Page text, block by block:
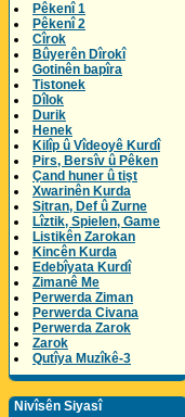
Pêkenî 1
Pêkenî 2
Cîrok
Bûyerên Dîrokî
Gotinên bapîra
Tistonek
Dîlok
Durik
Henek
Kilîp û Vîdeoyê Kurdî
Pirs, Bersîv û Pêken
Çand huner û tişt
Xwarinên Kurda
Sitran, Def û Zurne
Lîztik, Spielen, Game
Listikên Zarokan
Kincên Kurda
Edebîyata Kurdî
Zimanê Me
Perwerda Ziman
Perwerda Civana
Perwerda Zarok
Zarok
Qutîya Muzîkê-3
Nivîsên Siyasî